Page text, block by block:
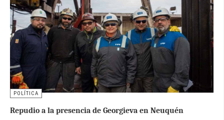
POLÍTICA
Repudio a la presencia de Georgieva en Neuquén